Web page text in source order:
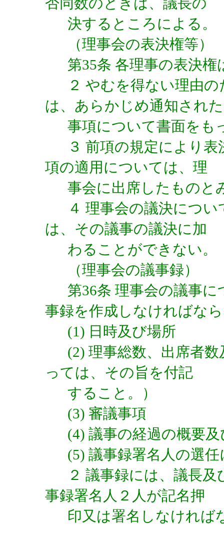
決するところによる。
（理事会の表決権等）
第35条 各理事の表決
２ やむを得ない理由
は、あらかじめ通知された
事項について書面をも
３ 前項の規定により
項の適用については、理
事会に出席したものと
４ 理事会の議決につ
は、その議事の議決に加
わることができない。
（理事会の議事録）
第36条 理事会の議事
事録を作成しなければな
(1) 日時及び場所
(2) 理事総数、出席者
っては、その旨を付記
すること。）
(3) 審議事項
(4) 議事の経過の概要
(5) 議事録署名人の選
２ 議事録には、議長
事録署名人２人が記名押
印又は署名しなければ